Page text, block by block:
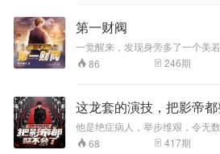
羁绊是什么意思。 王昭君：替你
想叫就叫吧，反正是最后一声了。
发子弹吗，满足你！ …… 王小剑
歌！
第一财阀
一觉醒来，发现身旁多了一个美若
还有一个可爱的小女儿，老婆要和
这是90后记忆，80后的童年，70
86 246期
这龙套的演技，把影帝
都市逆袭
他是绝症病人，举步维艰，令无数
他，也是一个武痴，“功夫，是杀
68 417期